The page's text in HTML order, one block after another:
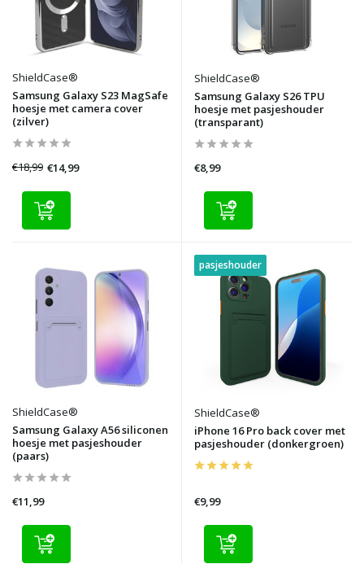
ShieldCase®
Samsung Galaxy S23 MagSafe
hoesje met camera cover
(zilver)
€18,99 €14,99
ShieldCase®
Samsung Galaxy S26 TPU
hoesje met pasjeshouder
(transparant)
€8,99
ShieldCase®
Samsung Galaxy A56 siliconen
hoesje met pasjeshouder
(paars)
€11,99
pasjeshouder
ShieldCase®
iPhone 16 Pro back cover met
pasjeshouder (donkergroen)
€9,99